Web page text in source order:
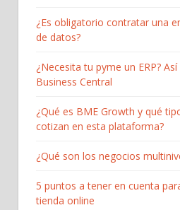
¿Es obligatorio contratar una
de datos?
¿Necesita tu pyme un ERP?
Business Central
¿Qué es BME Growth y qué
cotizan en esta plataforma?
¿Qué son los negocios
5 puntos a tener en cuenta
tienda online